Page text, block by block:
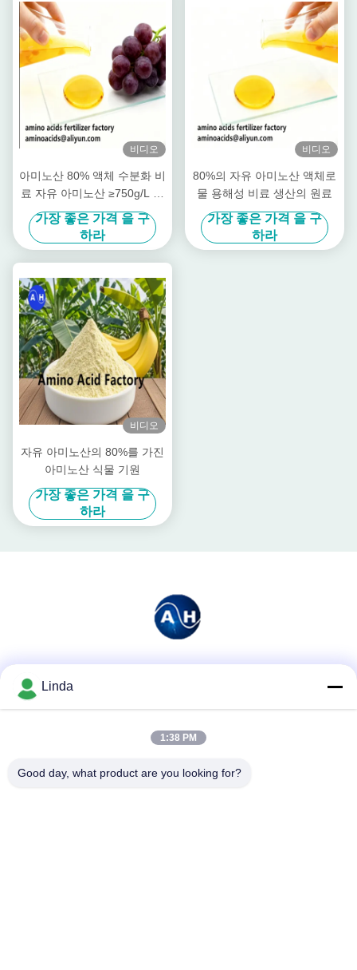
비디오
아미노산 80% 액체 수분화 비
료 자유 아미노산 ≥750g/L 총
질소 ≥12.0% 및 유기농 농사
를위한 높은 용해성
가장 좋은 가격 을 구
하라
비디오
80%의 자유 아미노산 액체로
물 용해성 비료 생산의 원료
가장 좋은 가격 을 구
하라
비디오
자유 아미노산의 80%를 가진
아미노산 식물 기원
가장 좋은 가격 을 구
하라
전화
Linda
1:38 PM
Good day, what product are you looking for?